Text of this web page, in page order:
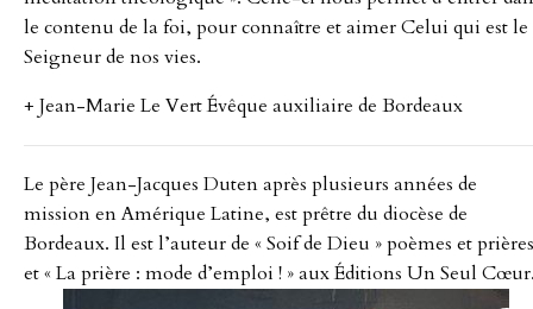
JJ.
DUTEN
le contenu de la foi, pour connaître et aimer Celui qui est le
Seigneur de nos vies.
+ Jean-Marie Le Vert Évêque auxiliaire de Bordeaux
Le père Jean-Jacques Duten après plusieurs années de
mission en Amérique Latine, est prêtre du diocèse de
Bordeaux. Il est l’auteur de « Soif de Dieu » poèmes et prières
et « La prière : mode d’emploi ! » aux Éditions Un Seul